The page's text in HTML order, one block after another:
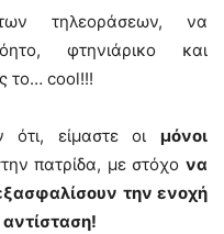
τηλεοράσεων, να
φτηνιάρικο και
το… cool!!!
είμαστε οι μόνοι
πατρίδα, με στόχο να
την ενοχή